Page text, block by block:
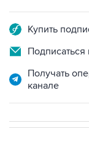
Подписаться
Получать